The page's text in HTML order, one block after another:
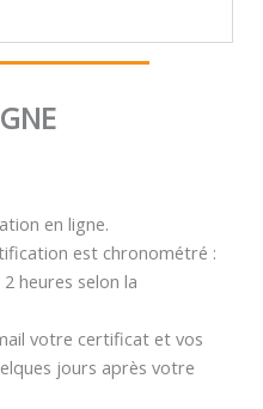
en ligne.
est chronométré :
heures selon la
votre certificat et vos
jours après votre